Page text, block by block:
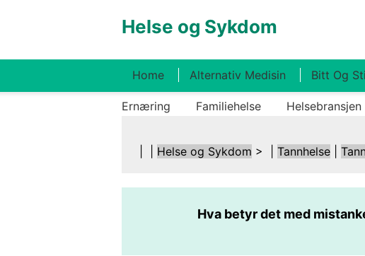
Helse og Sykdom
Home Alternativ Medisin Bitt Og
Ernæring Familiehelse Helsebransjen
Helse og Sykdom > | Tannhelse
Hva betyr det med